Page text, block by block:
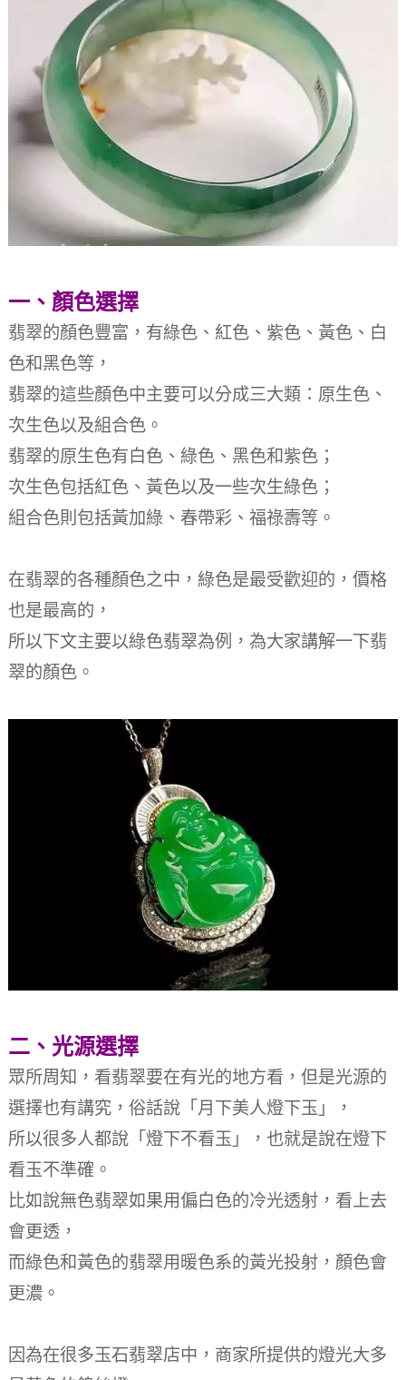
一、顏色選擇
翡翠的顏色豐富，有綠色、紅色、紫色、黃色、白
色和黑色等，
翡翠的這些顏色中主要可以分成三大類：原生色、
次生色以及組合色。
翡翠的原生色有白色、綠色、黑色和紫色；
次生色包括紅色、黃色以及一些次生綠色；
組合色則包括黃加綠、春帶彩、福祿壽等。
在翡翠的各種顏色之中，綠色是最受歡迎的，價格
也是最高的，
所以下文主要以綠色翡翠為例，為大家講解一下翡
翠的顏色。
二、光源選擇
眾所周知，看翡翠要在有光的地方看，但是光源的
選擇也有講究，俗話說「月下美人燈下玉」，
所以很多人都說「燈下不看玉」，也就是說在燈下
看玉不準確。
比如說無色翡翠如果用偏白色的冷光透射，看上去
會更透，
而綠色和黃色的翡翠用暖色系的黃光投射，顏色會
更濃。
因為在很多玉石翡翠店中，商家所提供的燈光大多